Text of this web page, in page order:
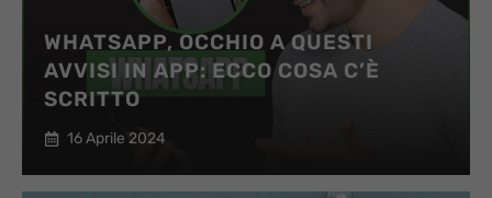
WHATSAPP, OCCHIO A QUESTI
AVVISI IN APP: ECCO COSA C’È
SCRITTO
16 Aprile 2024